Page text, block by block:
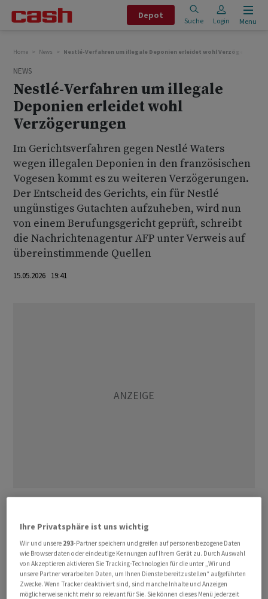
Depot
Suche Login Menu
Home News Nestlé-Verfahren um illegale Deponien erleidet wohl Verzögerungen
NEWS
Nestlé-Verfahren um illegale
Deponien erleidet wohl
Verzögerungen
Im Gerichtsverfahren gegen Nestlé Waters
wegen illegalen Deponien in den französischen
Vogesen kommt es zu weiteren Verzögerungen.
Der Entscheid des Gerichts, ein für Nestlé
ungünstiges Gutachten aufzuheben, wird nun
von einem Berufungsgericht geprüft, schreibt
die Nachrichtenagentur AFP unter Verweis auf
übereinstimmende Quellen
15.05.2026 19:41
Urteil voraussichtlich verschoben, bis die
Berufungsinstanz über den Punkt entschieden habe.
Die Parteien seien nun für den 25. Juni vorgeladen
worden, wie Anwälte von Umwelt- und
Antikorruptionsverbänden gegenüber AFP bestätigten.
Ihre Privatsphäre ist uns wichtig
Wir und unsere 293-Partner speichern und greifen auf personenbezogene Daten
wie Browserdaten oder eindeutige Kennungen auf Ihrem Gerät zu. Durch Auswahl
von Akzeptieren aktivieren Sie Tracking-Technologien für die unter „Wir und
unsere Partner verarbeiten Daten, um Ihnen Dienste bereitzustellen“ aufgeführten
Zwecke. Wenn Tracker deaktiviert sind, sind manche Inhalte und Anzeigen
möglicherweise nicht mehr so relevant für Sie. Sie können dieses Menü jederzeit